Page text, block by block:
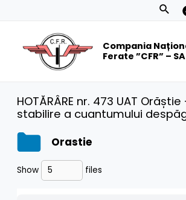
Compania
Ferate ”CFR” – SA
HOTĂRÂRE nr. 473 UAT
stabilire a cuantumului
Orastie
Show files